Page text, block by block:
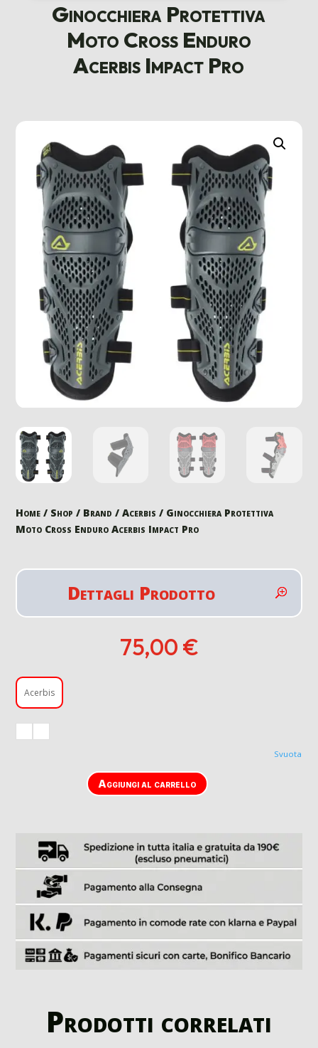
Ginocchiera Protettiva
Moto Cross Enduro
Acerbis Impact Pro
Home / Shop / Brand /Acerbis / Ginocchiera Protettiva
Moto Cross Enduro Acerbis Impact Pro
Dettagli Prodotto
75,00 €
Acerbis
Svuota
Aggiungi al carrello
Prodotti correlati